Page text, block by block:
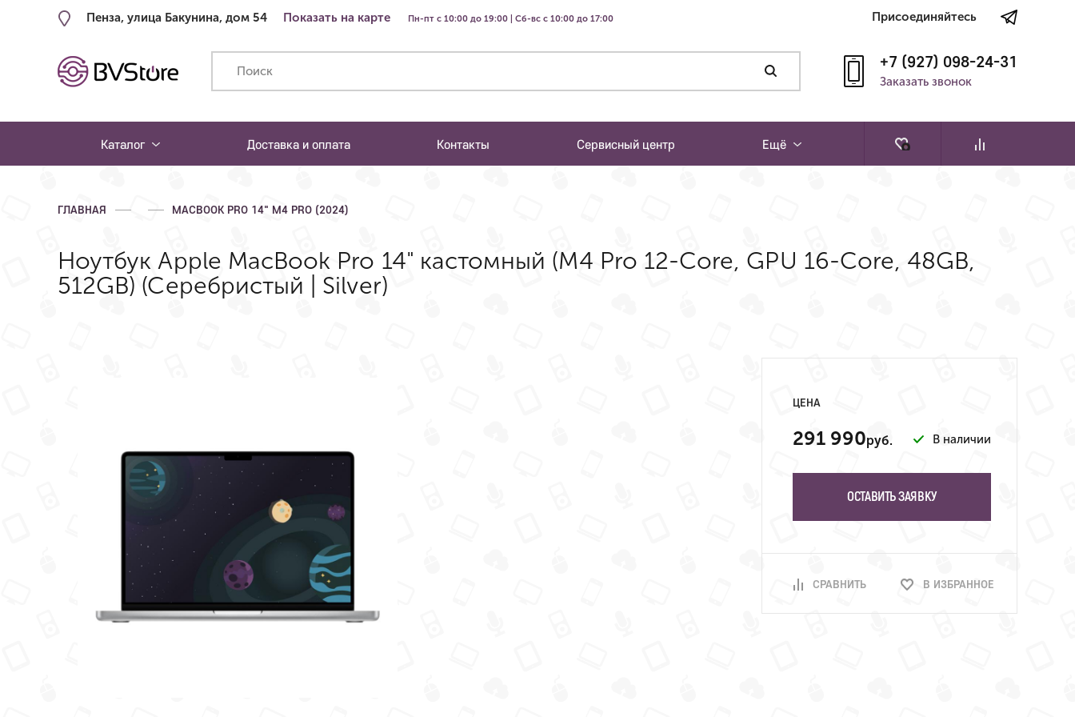
Пенза, улица Бакунина, дом 54 Показать на карте Пн-пт с 10:00 до 19:00 | Сб-вс с 10:00 до 17:00 Присоединяйтесь
+7 (927) 098-24-31
Заказать звонок
Каталог Доставка и оплата Контакты Сервисный центр Ещё
ГЛАВНАЯ MACBOOK PRO 14" M4 PRO (2024)
Ноутбук Apple MacBook Pro 14" кастомный (M4 Pro 12-Core, GPU 16-Core, 48GB,
512GB) (Серебристый | Silver)
ЦЕНА
291 990руб. В наличии
ОСТАВИТЬ ЗАЯВКУ
СРАВНИТЬ В ИЗБРАННОЕ